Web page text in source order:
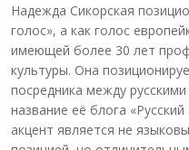
Надежда Сикорская
голос», а как голос
имеющей более 30 лет
культуры. Она
посредника между
название её блога
акцент является не